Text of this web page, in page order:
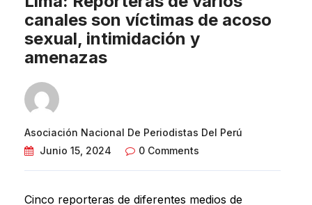
canales son víctimas de acoso
sexual, intimidación y
amenazas
Asociación Nacional De Periodistas Del Perú
Junio 15, 2024
0 Comments
Cinco reporteras de diferentes medios de